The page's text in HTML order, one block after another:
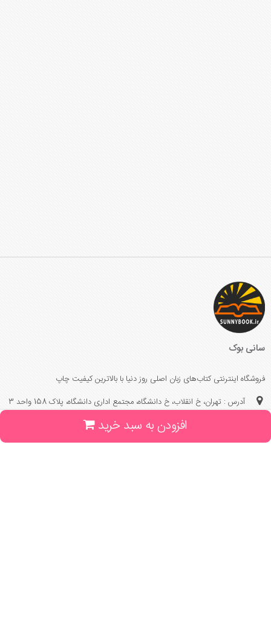
افزودن به سبد خرید
سانی بوک
فروشگاه اینترنتی کتاب‌های زبان اصلی روز دنیا با بالاترین کیفیت چاپ
آدرس : تهران، خ انقلاب، خ دانشگاه، مجتمع اداری دانشگاه، پلاک 158 واحد 3
تماس حاصل فرمایید)